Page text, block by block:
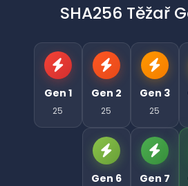
SHA256 Těžař
Gen 1
25
Gen 2
25
Gen 3
25
Gen 6 Gen 7